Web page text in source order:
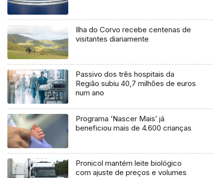
Ilha do Corvo recebe centenas de
visitantes diariamente
Passivo dos três hospitais da
Região subiu 40,7 milhões de euros
num ano
Programa ‘Nascer Mais’ já
beneficiou mais de 4.600 crianças
Pronicol mantém leite biológico
com ajuste de preços e volumes